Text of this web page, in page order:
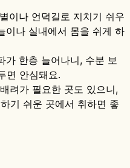
이나 언덕길로 지치기 쉬우
이나 실내에서 몸을 쉬게 하
가 한층 늘어나니, 수분 보
면 안심돼요.
려가 필요한 곳도 있으니,
기 쉬운 곳에서 취하면 좋